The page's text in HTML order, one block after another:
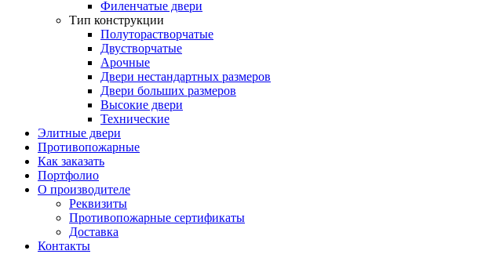
Филенчатые двери
Тип конструкции
Полуторастворчатые
Двустворчатые
Арочные
Двери нестандартных размеров
Двери больших размеров
Высокие двери
Технические
Элитные двери
Противопожарные
Как заказать
Портфолио
О производителе
Реквизиты
Противопожарные сертификаты
Доставка
Контакты